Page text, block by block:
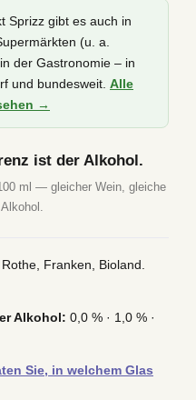
Sprizz gibt es auch in
(u. a.
der Gastronomie – in
und bundesweit. Alle
→
ist der Alkohol.
ml — gleicher Wein, gleiche
Franken, Bioland.
Alkohol: 0,0 % · 1,0 % ·
Sie, in welchem Glas